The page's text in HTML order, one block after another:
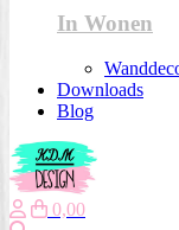
In Wonen
Downloads
Blog
0,00